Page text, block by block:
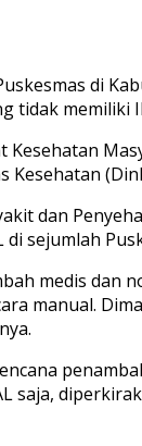
di
tidak memiliki
Kesehatan
Kesehatan
dan
sejumlah
medis dan
manual.
saja,